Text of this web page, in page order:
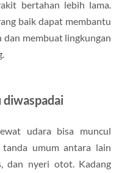
bertahan lebih lama.
baik dapat membantu
membuat lingkungan
diwaspadai
udara bisa muncul
tanda umum antara lain
dan nyeri otot. Kadang